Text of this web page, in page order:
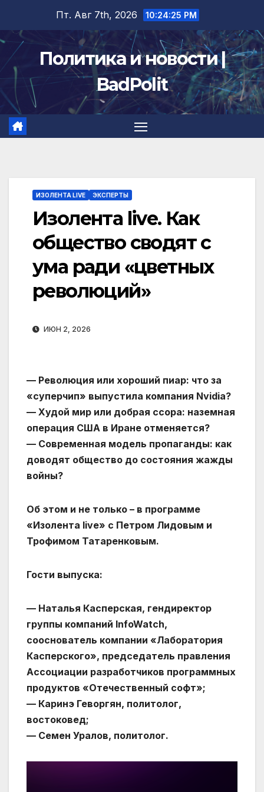
содержимому
Пт. Авг 7th, 2026 10:24:26 PM
Политика и новости |
BadPolit
ИЗОЛЕНТА LIVE ЭКСПЕРТЫ
Изолента live. Как
общество сводят с
ума ради «цветных
революций»
ИЮН 2, 2026
— Революция или хороший пиар: что за
«суперчип» выпустила компания Nvidia?
— Худой мир или добрая ссора: наземная
операция США в Иране отменяется?
— Современная модель пропаганды: как
доводят общество до состояния жажды
войны?
Об этом и не только – в программе
«Изолента live» с Петром Лидовым и
Трофимом Татаренковым.
Гости выпуска:
— Наталья Касперская, гендиректор
группы компаний InfoWatch,
сооснователь компании «Лаборатория
Касперского», председатель правления
Ассоциации разработчиков программных
продуктов «Отечественный софт»;
— Каринэ Геворгян, политолог,
востоковед;
— Семен Уралов, политолог.